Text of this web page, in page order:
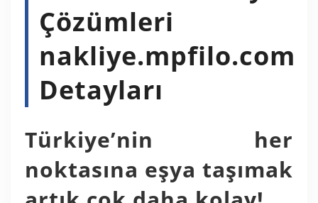
Çözümleri
nakliye.mpfilo.com
Detayları
Türkiye’nin her
noktasına eşya taşımak